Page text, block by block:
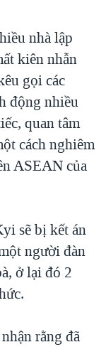
nhà lập
kiên nhẫn
gọi các
động nhiều
quan tâm
cách nghiêm
ASEAN của
sẽ bị kết án
người đàn
ở lại đó 2
rằng đã